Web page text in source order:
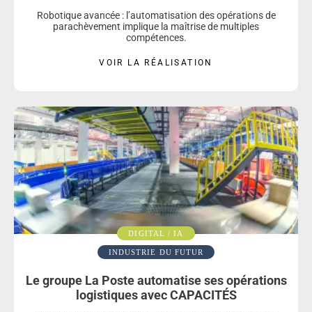
Robotique avancée : l’automatisation des opérations de
parachèvement implique la maîtrise de multiples
compétences.
VOIR LA RÉALISATION
DIGITAL / IA
INDUSTRIE DU FUTUR
Le groupe La Poste automatise ses opérations
logistiques avec CAPACITÉS